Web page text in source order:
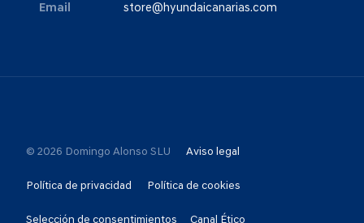
Email store@hyundaicanarias.com
© 2026 Domingo Alonso SLU Aviso legal
Política de privacidad Política de cookies
Selección de consentimientos Canal Ético